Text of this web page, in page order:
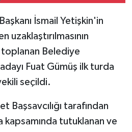
İsmail Yetişkin'in
Belediye
Fuat Gümüş ilk turda
seçildi.
Başsavcılığı tarafından
tutuklanan ve